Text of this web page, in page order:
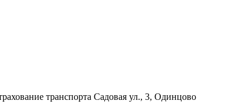
транспорта Садовая ул., 3, Одинцово